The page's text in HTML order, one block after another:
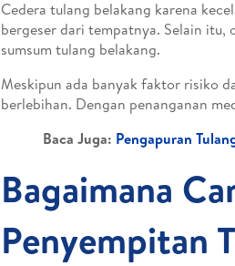
Cedera tulang belakang karena
bergeser dari tempatnya. Selain itu,
sumsum tulang belakang.
Meskipun ada banyak faktor risiko
berlebihan. Dengan penanganan
Baca Juga: Pengapuran
Bagaimana
Penyempitan